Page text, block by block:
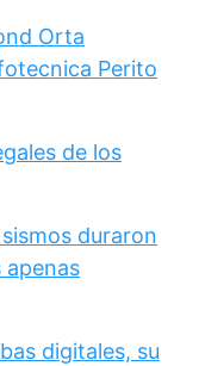
Orta
Perito
de los
duraron
apenas
digitales, su